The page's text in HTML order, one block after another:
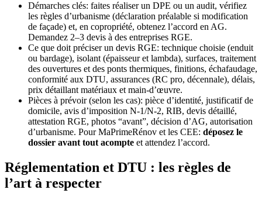
Démarches clés: faites réaliser un DPE ou un audit, vérifiez
les règles d’urbanisme (déclaration préalable si modification
de façade) et, en copropriété, obtenez l’accord en AG.
Demandez 2–3 devis à des entreprises RGE.
Ce que doit préciser un devis RGE: technique choisie (enduit
ou bardage), isolant (épaisseur et lambda), surfaces, traitement
des ouvertures et des ponts thermiques, finitions, échafaudage,
conformité aux DTU, assurances (RC pro, décennale), délais,
prix détaillant matériaux et main-d’œuvre.
Pièces à prévoir (selon les cas): pièce d’identité, justificatif de
domicile, avis d’imposition N-1/N-2, RIB, devis détaillé,
attestation RGE, photos “avant”, décision d’AG, autorisation
d’urbanisme. Pour MaPrimeRénov et les CEE: déposez le
dossier avant tout acompte et attendez l’accord.
Réglementation et DTU : les règles de
l’art à respecter